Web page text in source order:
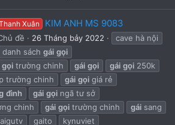
Xuân KIM ANH MS 9083
đề 26 Tháng bảy 2022
cave hà nội
danh sách gái gọi
gọi trường chinh gái gọi gái gọi 250k
trường chinh gái gọi giá rẻ
đình gái gọi ngã tư sở
chinh gái gọi trường chinh gái sang
gaito
kynuviet